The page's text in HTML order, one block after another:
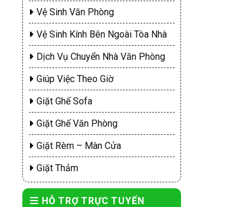
Vệ Sinh Văn Phòng
Vệ Sinh Kính Bên Ngoài Tòa Nhà
Dịch Vụ Chuyển Nhà Văn Phòng
Giúp Việc Theo Giờ
Giặt Ghế Sofa
Giặt Ghế Văn Phòng
Giặt Rèm – Màn Cửa
Giặt Thảm
HỖ TRỢ TRỰC TUYẾN